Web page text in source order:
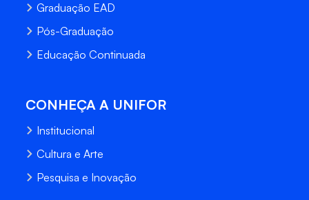
Graduação EAD
Pós-Graduação
Educação Continuada
CONHEÇA A UNIFOR
Institucional
Cultura e Arte
Pesquisa e Inovação